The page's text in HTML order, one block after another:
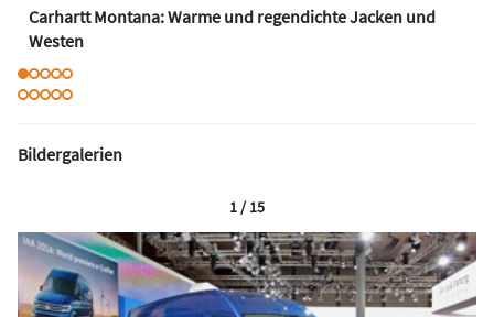
Carhartt Montana: Warme und regendichte Jacken und
Westen
Bildergalerien
1 / 15